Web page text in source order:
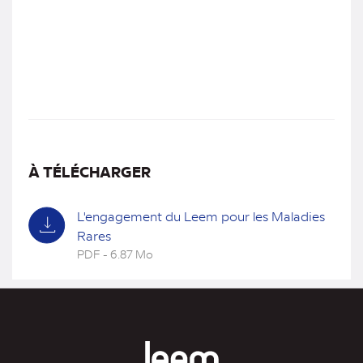
À TÉLÉCHARGER
L'engagement du Leem pour les Maladies
Rares
PDF - 6.87 Mo
onglet)